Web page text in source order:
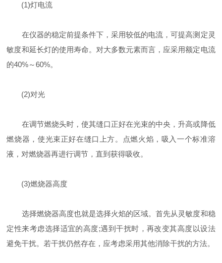
(1)灯电流
在仪器的稳定前提条件下，采用较低的电流，可提高测定灵
敏度和延长灯的使用寿命。对大多数元素而言，应采用额定电流
的40%～60%。
(2)对光
在调节燃烧头时，使其缝口正好在光束的中央，升高或降低
燃烧器，使光束正好在缝口上方。点燃火焰，吸入一个标准溶
液，对燃烧器再进行调节，直到获得吸收。
(3)燃烧器高度
选择燃烧器高度也就是选择火焰的区域。首先从灵敏度和稳
定性来考虑选择适宜的高度;遇到干扰时，再改变其高度以设法
避免干扰。若干扰仍然存在，应考虑采用其他消除干扰的方法。